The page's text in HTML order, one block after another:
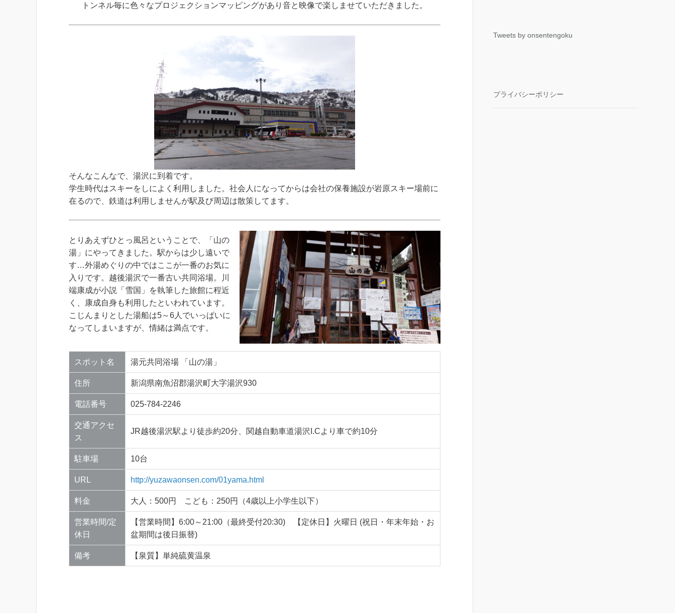
トンネル毎に色々なプロジェクションマッピングがあり音と映像で楽しませていただきました。
そんなこんなで、湯沢に到着です。
学生時代はスキーをしによく利用しました。社会人になってからは会社の保養施設が岩原スキー場前に
在るので、鉄道は利用しませんが駅及び周辺は散策してます。
とりあえずひとっ風呂ということで、「山の
湯」にやってきました。駅からは少し遠いで
す…外湯めぐりの中ではここが一番のお気に
入りです。越後湯沢で一番古い共同浴場。川
端康成が小説「雪国」を執筆した旅館に程近
く、康成自身も利用したといわれています。
こじんまりとした湯船は5～6人でいっぱいに
なってしまいますが、情緒は満点です。
スポット名 湯元共同浴場 「山の湯」
住所 新潟県南魚沼郡湯沢町大字湯沢930
電話番号 025-784-2246
交通アクセ
ス
JR越後湯沢駅より徒歩約20分、関越自動車道湯沢I.Cより車で約10分
駐車場 10台
URL http://yuzawaonsen.com/01yama.html
料金 大人：500円 こども：250円（4歳以上小学生以下）
営業時間/定
休日
【営業時間】6:00～21:00（最終受付20:30) 【定休日】火曜日 (祝日・年末年始・お
盆期間は後日振替)
備考 【泉質】単純硫黄温泉
Tweets by onsentengoku
プライバシーポリシー